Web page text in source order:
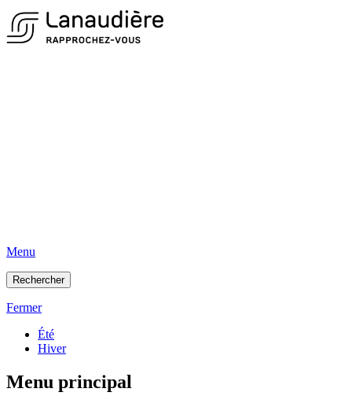
Menu
Rechercher
Fermer
Été
Hiver
Menu principal